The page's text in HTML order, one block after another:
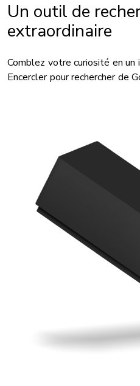
Un outil de
extraordinaire
Comblez votre curiosité en
Encercler pour rechercher de